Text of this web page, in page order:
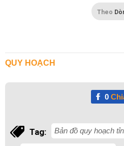
Theo
QUY HOẠCH
0
Tag: Bản đồ quy hoạch